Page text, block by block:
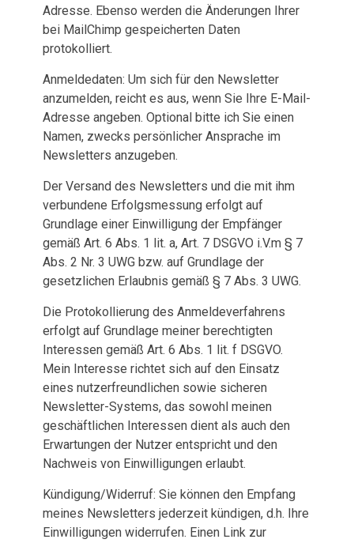
Adresse. Ebenso werden die Änderungen Ihrer
bei MailChimp gespeicherten Daten
protokolliert.
Anmeldedaten: Um sich für den Newsletter
anzumelden, reicht es aus, wenn Sie Ihre E-Mail-
Adresse angeben. Optional bitte ich Sie einen
Namen, zwecks persönlicher Ansprache im
Newsletters anzugeben.
Der Versand des Newsletters und die mit ihm
verbundene Erfolgsmessung erfolgt auf
Grundlage einer Einwilligung der Empfänger
gemäß Art. 6 Abs. 1 lit. a, Art. 7 DSGVO i.V.m § 7
Abs. 2 Nr. 3 UWG bzw. auf Grundlage der
gesetzlichen Erlaubnis gemäß § 7 Abs. 3 UWG.
Die Protokollierung des Anmeldeverfahrens
erfolgt auf Grundlage meiner berechtigten
Interessen gemäß Art. 6 Abs. 1 lit. f DSGVO.
Mein Interesse richtet sich auf den Einsatz
eines nutzerfreundlichen sowie sicheren
Newsletter-Systems, das sowohl meinen
geschäftlichen Interessen dient als auch den
Erwartungen der Nutzer entspricht und den
Nachweis von Einwilligungen erlaubt.
Kündigung/Widerruf: Sie können den Empfang
meines Newsletters jederzeit kündigen, d.h. Ihre
Einwilligungen widerrufen. Einen Link zur